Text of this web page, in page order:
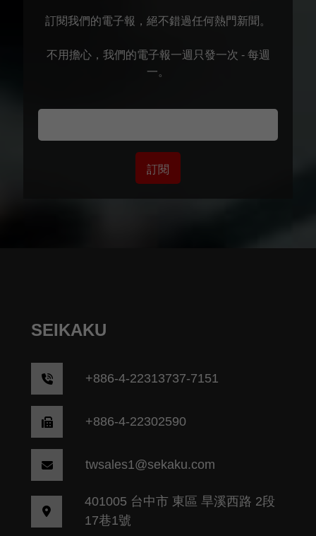
訂閱我們的電子報，絕不錯過任何熱門新聞。
不用擔心，我們的電子報一週只發一次 - 每週
一。
訂閱
SEIKAKU
+886-4-22313737-7151
+886-4-22302590
twsales1@sekaku.com
401005 台中市 東區 旱溪西路 2段
17巷1號